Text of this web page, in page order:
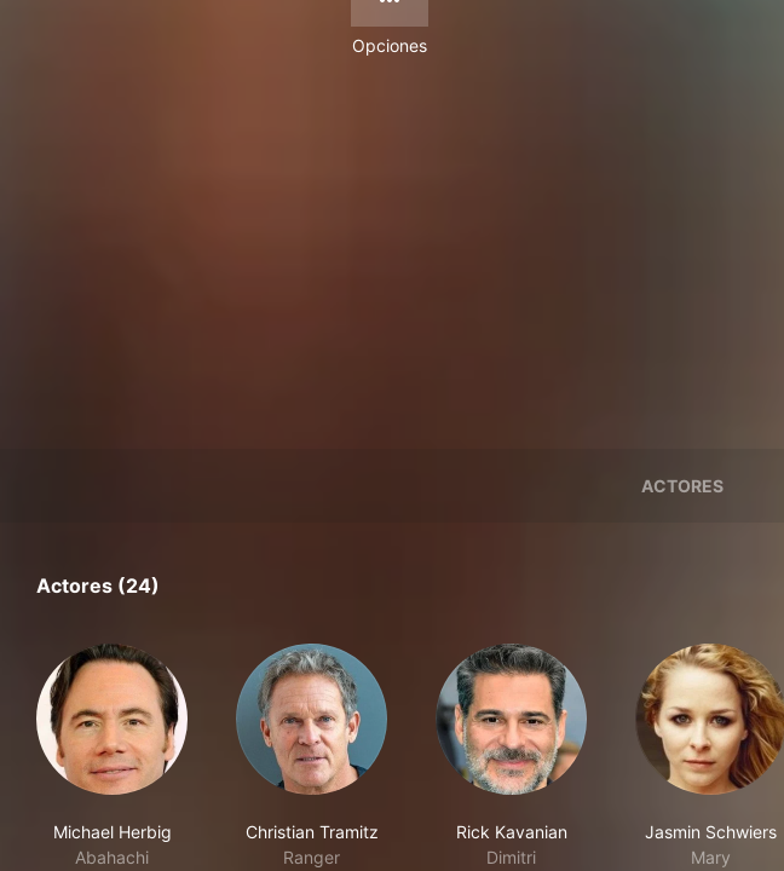
Opciones
ACTORES
Actores (24)
Michael Herbig
Abahachi
Christian Tramitz
Ranger
Rick Kavanian
Dimitri
Jasmin Schwiers
Mary